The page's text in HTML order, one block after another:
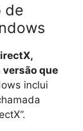
de
que
inclui